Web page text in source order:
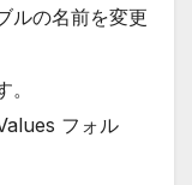
ルの名前を変更
フォル